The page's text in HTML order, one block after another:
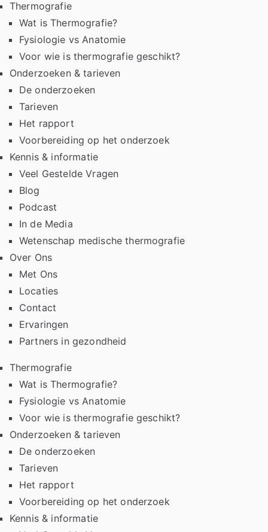
Thermografie
Wat is Thermografie?
Fysiologie vs Anatomie
Voor wie is thermografie geschikt?
Onderzoeken & tarieven
De onderzoeken
Tarieven
Het rapport
Voorbereiding op het onderzoek
Kennis & informatie
Veel Gestelde Vragen
Blog
Podcast
In de Media
Wetenschap medische thermografie
Over Ons
Met Ons
Locaties
Contact
Ervaringen
Partners in gezondheid
Thermografie
Wat is Thermografie?
Fysiologie vs Anatomie
Voor wie is thermografie geschikt?
Onderzoeken & tarieven
De onderzoeken
Tarieven
Het rapport
Voorbereiding op het onderzoek
Kennis & informatie